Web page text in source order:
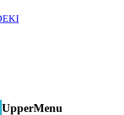
UpperMenu